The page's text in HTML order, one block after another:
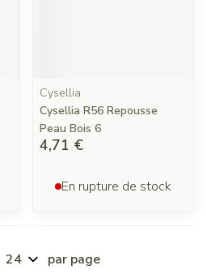
Cysellia
Cysellia R56 Repousse
Peau Bois 6
4,71 €
En rupture de stock
par page